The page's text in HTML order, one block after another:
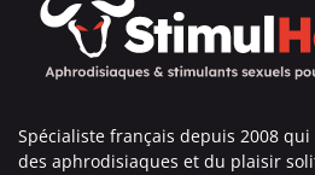
Spécialiste français depuis 2008
des aphrodisiaques et du plaisir